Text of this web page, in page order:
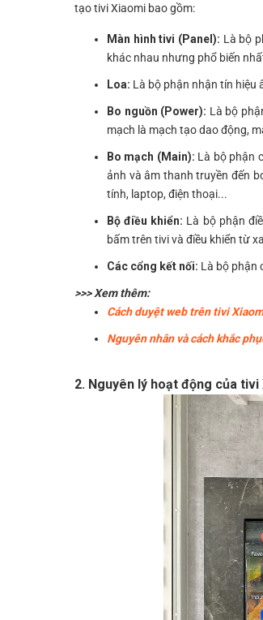
tạo tivi Xiaomi bao gồm:
Màn hình tivi (Panel): Là bộ
khác nhau nhưng phổ biến
Loa: Là bộ phận nhận tín hiệu
Bo nguồn (Power): Là bộ
mạch là mạch tạo dao động,
Bo mạch (Main): Là bộ phận
ảnh và âm thanh truyền đến
tính, laptop, điện thoại...
Bộ điều khiển: Là bộ phận
bấm trên tivi và điều khiển từ
Các cổng kết nối: Là bộ phận
>>> Xem thêm:
Cách duyệt web trên tivi
Nguyên nhân và cách khắc
2. Nguyên lý hoạt động của tivi